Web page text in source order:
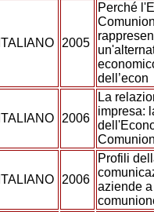
ITALIANO 2005
Perché
dell’econ
ITALIANO 2006
La
impresa:
ITALIANO 2006
Profili
aziende